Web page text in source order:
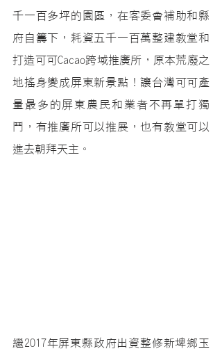
千一百多坪的園區，在客委會補助和縣
府自籌下，耗資五千一百萬整建教堂和
打造可可Cacao跨域推廣所，原本荒廢之
地搖身變成屏東新景點！讓台灣可可產
量最多的屏東農民和業者不再單打獨
鬥，有推廣所可以推展，也有教堂可以
進去朝拜天主。
繼2017年屏東縣政府出資整修新埤鄉玉